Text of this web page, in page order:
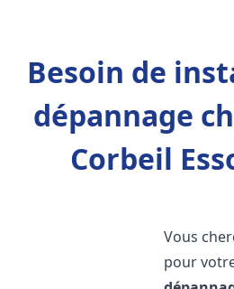
Besoin de
dépannage
Corbeil
Vous
pour